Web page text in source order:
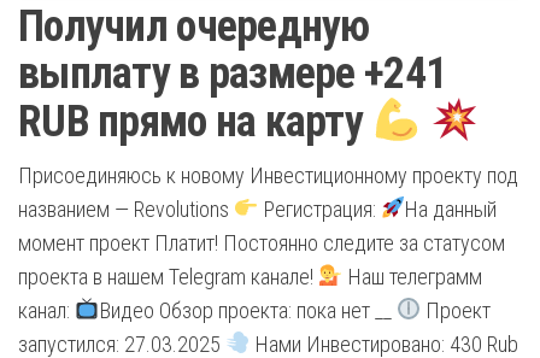
Получил очередную
выплату в размере +241
RUB прямо на карту
Присоединяюсь к новому Инвестиционному проекту под
названием — Revolutions
Регистрация:
На данный
момент проект Платит! Постоянно следите за статусом
проекта в нашем Telegram канале!
Наш телеграмм
канал:
Видео Обзор проекта: пока нет __
Проект
запустился: 27.03.2025
Нами Инвестировано: 430 Rub